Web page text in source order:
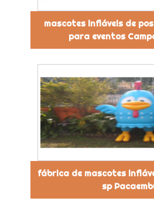
mascotes infláveis de
para eventos
fábrica de mascotes
sp